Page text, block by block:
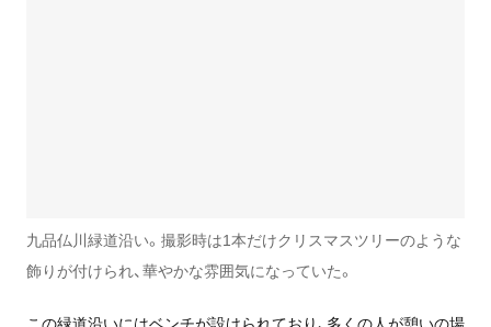
九品仏川緑道沿い。撮影時は1本だけクリスマスツリーのような
飾りが付けられ、華やかな雰囲気になっていた。